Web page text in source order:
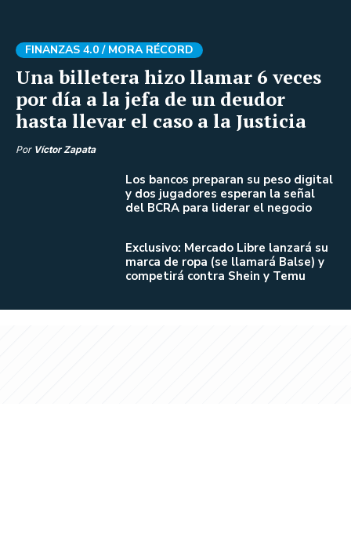
Una billetera hizo llamar 6 veces
por día a la jefa de un deudor
hasta llevar el caso a la Justicia
FINANZAS 4.0 / MORA RÉCORD
Por Víctor Zapata
Los bancos preparan su peso digital
y dos jugadores esperan la señal
del BCRA para liderar el negocio
Exclusivo: Mercado Libre lanzará su
marca de ropa (se llamará Balse) y
competirá contra Shein y Temu